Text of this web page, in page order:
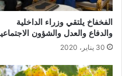
الفخفاخ يلتقي وزراء الداخلية
والدفاع والعدل والشؤون
30 يناير، 2020